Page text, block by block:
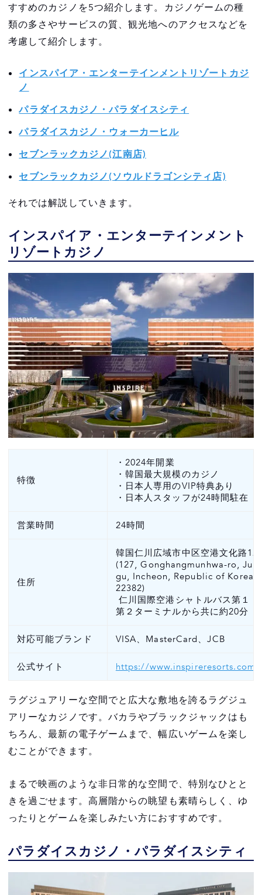
すすめのカジノを5つ紹介します。カジノゲームの種
類の多さやサービスの質、観光地へのアクセスなどを
考慮して紹介します。
インスパイア・エンターテインメントリゾートカジ
ノ
パラダイスカジノ・パラダイスシティ
パラダイスカジノ・ウォーカーヒル
セブンラックカジノ(江南店)
セブンラックカジノ(ソウルドラゴンシティ店)
それでは解説していきます。
インスパイア・エンターテインメント
リゾートカジノ
特徴
・2024年開業
・韓国最大規模のカジノ
・日本人専用のVIP特典あり
・日本人スタッフが24時間駐在
営業時間 24時間
住所
韓国仁川広域市中区空港文化路
(127, Gonghangmunhwa-ro,
gu, Incheon, Republic of Korea
22382)
仁川国際空港シャトルバス第１・
第２ターミナルから共に約20分
対応可能ブランド VISA、MasterCard、JCB
公式サイト https://www.inspireresorts.com/
ラグジュアリーな空間でと広大な敷地を誇るラグジュ
アリーなカジノです。バカラやブラックジャックはも
ちろん、最新の電子ゲームまで、幅広いゲームを楽し
むことができます。
まるで映画のような非日常的な空間で、特別なひとと
きを過ごせます。高層階からの眺望も素晴らしく、ゆ
ったりとゲームを楽しみたい方におすすめです。
パラダイスカジノ・パラダイスシティ